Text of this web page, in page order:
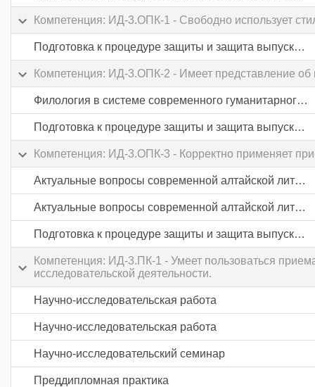
Компетенция: ИД-3.ОПК-1 - Свободно использует
Подготовка к процедуре защиты и защита выпускной квалификационной работы
Компетенция: ИД-3.ОПК-2 - Имеет представление об
Филология в системе современного гуманитарного знания
Подготовка к процедуре защиты и защита выпускной квалификационной работы
Компетенция: ИД-3.ОПК-3 - Корректно применяет
Актуальные вопросы современной алтайской литературы
Актуальные вопросы современной алтайской литературы
Подготовка к процедуре защиты и защита выпускной квалификационной работы
Компетенция: ИД-3.ПК-1 - Умеет пользоваться
исследовательской деятельности.
Научно-исследовательская работа
Научно-исследовательская работа
Научно-исследовательский семинар
Преддипломная практика